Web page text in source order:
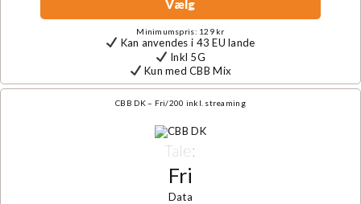
Vælg
Minimumspris: 129 kr
Kan anvendes i 43 EU lande
Inkl 5G
Kun med CBB Mix
CBB DK – Fri/200 inkl. streaming
Tale:
Fri
Data